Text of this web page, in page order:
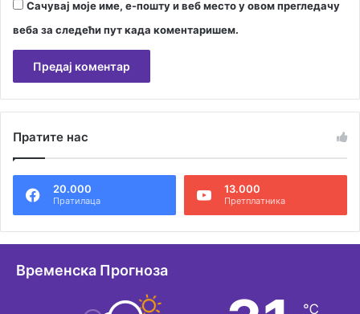
Сачувај моје име, е-пошту и веб место у овом прегледачу
веба за следећи пут када коментаришем.
т
н
т
Пратите нас
20.000
Пратилаца
13.000
Претплатника
Временска Прогноза
℃